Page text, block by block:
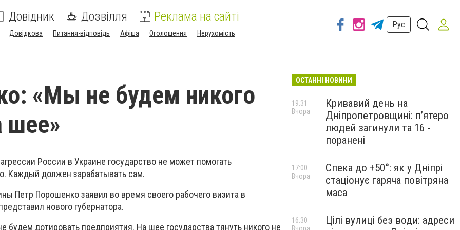
Довідник Дозвілля Реклама на сайті
Довідкова Питання-відповідь Афіша Оголошення Нерухомість
Рус
«Мы не будем никого
шее»
России в Украине государство не может помогать
Каждый должен зарабатывать сам.
Петр Порошенко заявил во время своего рабочего визита в
нового губернатора.
дотировать предприятия. На шее государства тянуть никого не
ОСТАННІ НОВИНИ
Кривавий день на
Дніпропетровщині: п’ятеро
людей загинули та 16 -
поранені
19:31
Вчора
Спека до +50°: як у Дніпрі
стаціонує гаряча повітряна
маса
17:00
Вчора
Цілі вулиці без води: адреси
16:30